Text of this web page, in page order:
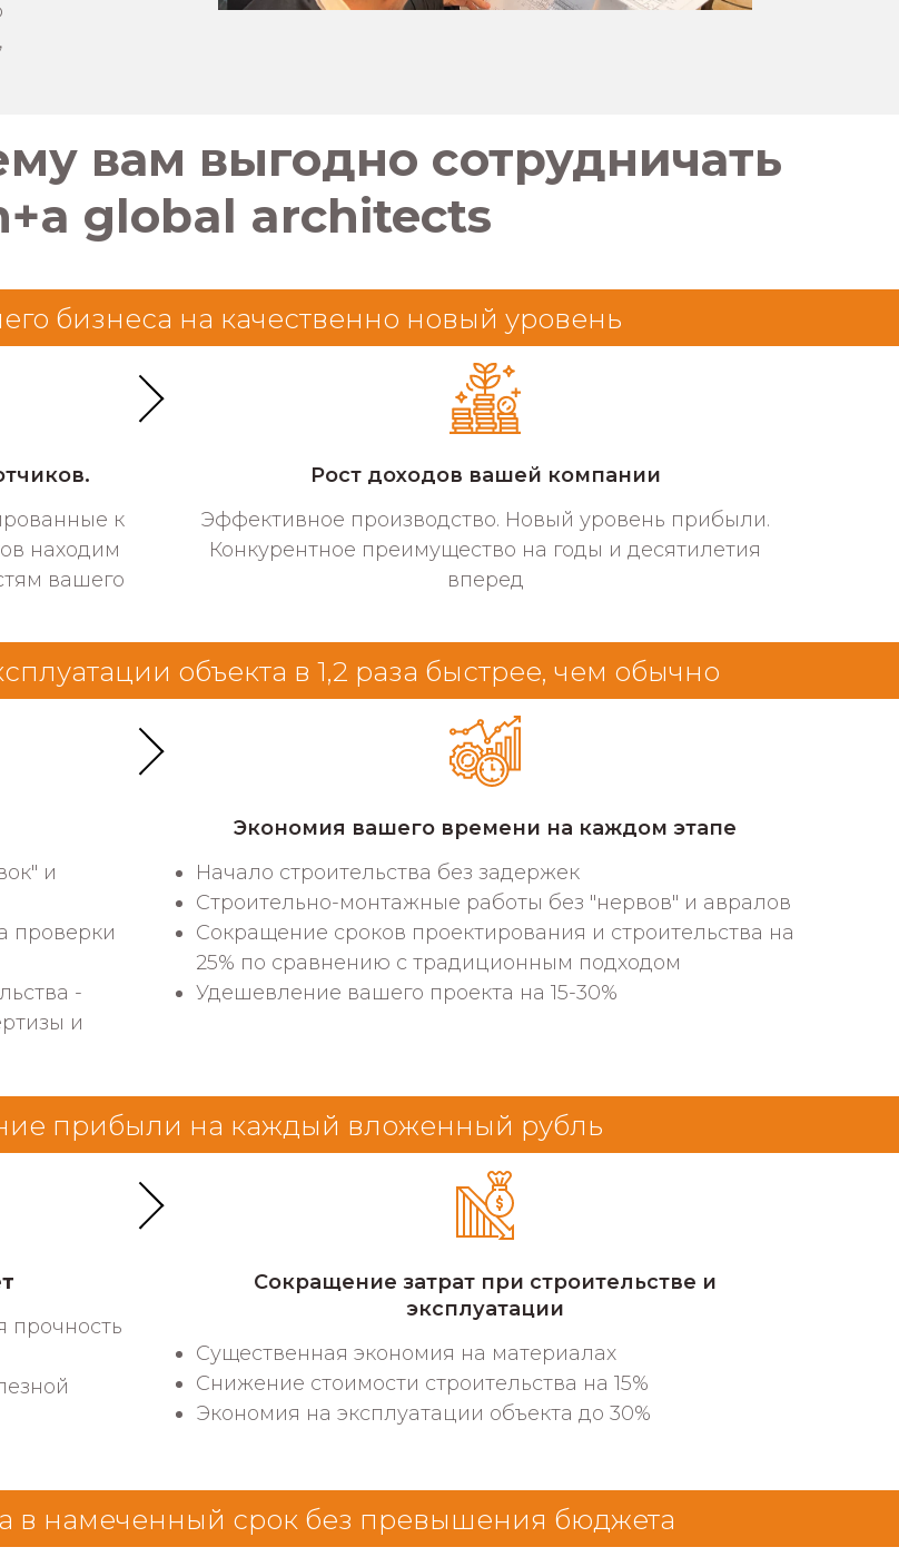
вам выгодно сотрудничать
global architects
бизнеса на качественно новый уровень
к
находим
вашего
Рост доходов вашей компании
Эффективное производство. Новый уровень прибыли.
Конкурентное преимущество на годы и десятилетия
вперед
объекта в 1,2 раза быстрее, чем обычно
и
проверки
-
и
Экономия вашего времени на каждом этапе
Начало строительства без задержек
Строительно-монтажные работы без "нервов" и авралов
Сокращение сроков проектирования и строительства на
25% по сравнению с традиционным подходом
Удешевление вашего проекта на 15-30%
прибыли на каждый вложенный рубль
прочность
Сокращение затрат при строительстве и
эксплуатации
Существенная экономия на материалах
Снижение стоимости строительства на 15%
Экономия на эксплуатации объекта до 30%
в намеченный срок без превышения бюджета